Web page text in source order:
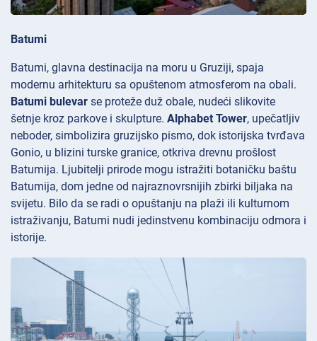
Batumi
Batumi, glavna destinacija na moru u Gruziji, spaja
modernu arhitekturu sa opuštenom atmosferom na obali.
Batumi bulevar se proteže duž obale, nudeći slikovite
šetnje kroz parkove i skulpture. Alphabet Tower, upečatljiv
neboder, simbolizira gruzijsko pismo, dok istorijska tvrđava
Gonio, u blizini turske granice, otkriva drevnu prošlost
Batumija. Ljubitelji prirode mogu istražiti botaničku baštu
Batumija, dom jedne od najraznovrsnijih zbirki biljaka na
svijetu. Bilo da se radi o opuštanju na plaži ili kulturnom
istraživanju, Batumi nudi jedinstvenu kombinaciju odmora i
istorije.